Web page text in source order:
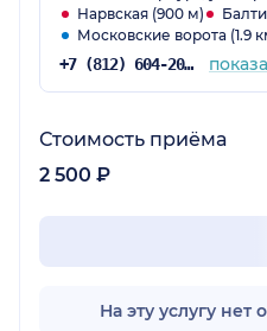
Нарвская (900 м)
Московские ворота (1.9
+7 (812) 604-20-38
Стоимость приёма
2 500 ₽
На эту услугу